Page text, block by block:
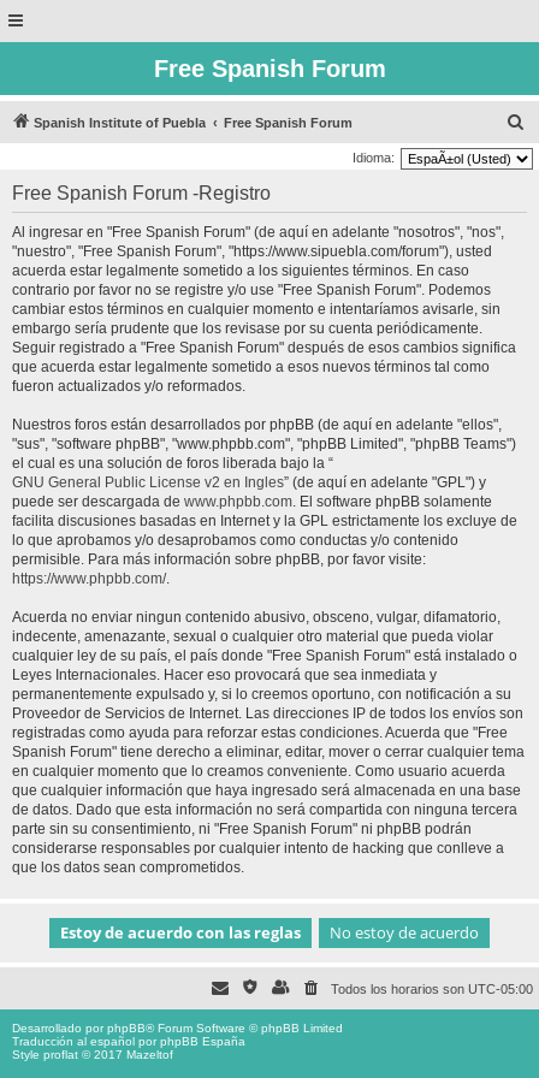
Free Spanish Forum
Spanish Institute of Puebla Free Spanish Forum
u
Idioma:
Free Spanish Forum -Registro
Al ingresar en "Free Spanish Forum" (de aquí en adelante "nosotros", "nos",
"nuestro", "Free Spanish Forum", "https://www.sipuebla.com/forum"), usted
acuerda estar legalmente sometido a los siguientes términos. En caso
contrario por favor no se registre y/o use "Free Spanish Forum". Podemos
cambiar estos términos en cualquier momento e intentaríamos avisarle, sin
embargo sería prudente que los revisase por su cuenta periódicamente.
Seguir registrado a "Free Spanish Forum" después de esos cambios significa
que acuerda estar legalmente sometido a esos nuevos términos tal como
fueron actualizados y/o reformados.
Nuestros foros están desarrollados por phpBB (de aquí en adelante "ellos",
"sus", "software phpBB", "www.phpbb.com", "phpBB Limited", "phpBB Teams")
el cual es una solución de foros liberada bajo la “
GNU General Public License v2 en Ingles” (de aquí en adelante "GPL") y
puede ser descargada de www.phpbb.com. El software phpBB solamente
facilita discusiones basadas en Internet y la GPL estrictamente los excluye de
lo que aprobamos y/o desaprobamos como conductas y/o contenido
permisible. Para más información sobre phpBB, por favor visite:
https://www.phpbb.com/.
Acuerda no enviar ningun contenido abusivo, obsceno, vulgar, difamatorio,
indecente, amenazante, sexual o cualquier otro material que pueda violar
cualquier ley de su país, el país donde "Free Spanish Forum" está instalado o
Leyes Internacionales. Hacer eso provocará que sea inmediata y
permanentemente expulsado y, si lo creemos oportuno, con notificación a su
Proveedor de Servicios de Internet. Las direcciones IP de todos los envíos son
registradas como ayuda para reforzar estas condiciones. Acuerda que "Free
Spanish Forum" tiene derecho a eliminar, editar, mover o cerrar cualquier tema
en cualquier momento que lo creamos conveniente. Como usuario acuerda
que cualquier información que haya ingresado será almacenada en una base
de datos. Dado que esta información no será compartida con ninguna tercera
parte sin su consentimiento, ni "Free Spanish Forum" ni phpBB podrán
considerarse responsables por cualquier intento de hacking que conlleve a
que los datos sean comprometidos.
Todos los horarios son UTC-05:00
Desarrollado porphpBB® Forum Software © phpBB Limited
Traducción al español porphpBB España
Style proflat © 2017 Mazeltof